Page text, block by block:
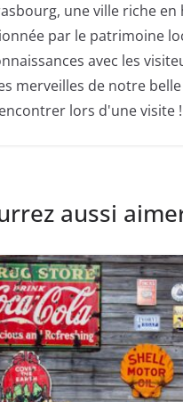
une ville riche en
par le patrimoine
avec les
merveilles de notre
lors d'une visite !
aussi